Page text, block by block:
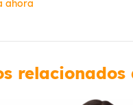
ahora